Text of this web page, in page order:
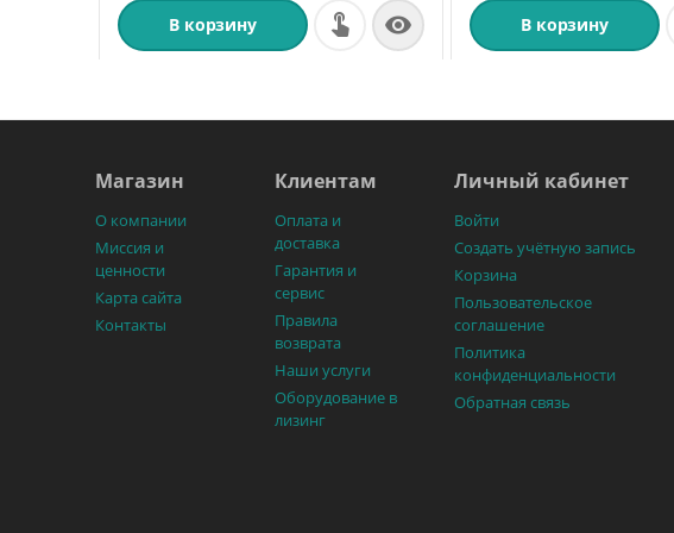
В корзину  В корзину
Магазин
О компании
Миссия и
ценности
Карта сайта
Контакты
Клиентам
Оплата и
доставка
Гарантия и
сервис
Правила
возврата
Наши услуги
Оборудование в
лизинг
Личный кабинет
Войти
Создать учётную запись
Корзина
Пользовательское
соглашение
Политика
конфиденциальности
Обратная связь